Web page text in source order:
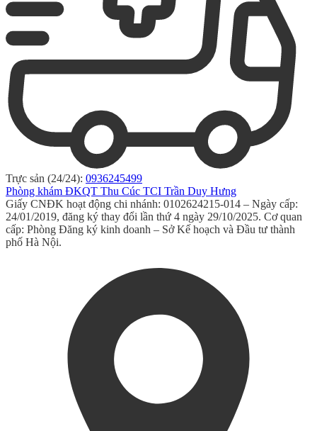
Trực sản (24/24): 0936245499
Phòng khám ĐKQT Thu Cúc TCI Trần Duy Hưng
Giấy CNĐK hoạt động chi nhánh: 0102624215-014 – Ngày cấp:
24/01/2019, đăng ký thay đổi lần thứ 4 ngày 29/10/2025. Cơ quan
cấp: Phòng Đăng ký kinh doanh – Sở Kế hoạch và Đầu tư thành
phố Hà Nội.